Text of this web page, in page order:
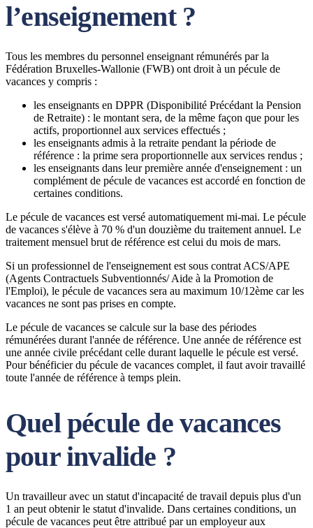
l’enseignement ?
Tous les membres du personnel enseignant rémunérés par la
Fédération Bruxelles-Wallonie (FWB) ont droit à un pécule de
vacances y compris :
les enseignants en DPPR (Disponibilité Précédant la Pension
de Retraite) : le montant sera, de la même façon que pour les
actifs, proportionnel aux services effectués ;
les enseignants admis à la retraite pendant la période de
référence : la prime sera proportionnelle aux services rendus ;
les enseignants dans leur première année d'enseignement : un
complément de pécule de vacances est accordé en fonction de
certaines conditions.
Le pécule de vacances est versé automatiquement mi-mai. Le pécule
de vacances s'élève à 70 % d'un douzième du traitement annuel. Le
traitement mensuel brut de référence est celui du mois de mars.
Si un professionnel de l'enseignement est sous contrat ACS/APE
(Agents Contractuels Subventionnés/ Aide à la Promotion de
l'Emploi), le pécule de vacances sera au maximum 10/12ème car les
vacances ne sont pas prises en compte.
Le pécule de vacances se calcule sur la base des périodes
rémunérées durant l'année de référence. Une année de référence est
une année civile précédant celle durant laquelle le pécule est versé.
Pour bénéficier du pécule de vacances complet, il faut avoir travaillé
toute l'année de référence à temps plein.
Quel pécule de vacances
pour invalide ?
Un travailleur avec un statut d'incapacité de travail depuis plus d'un
1 an peut obtenir le statut d'invalide. Dans certaines conditions, un
pécule de vacances peut être attribué par un employeur aux